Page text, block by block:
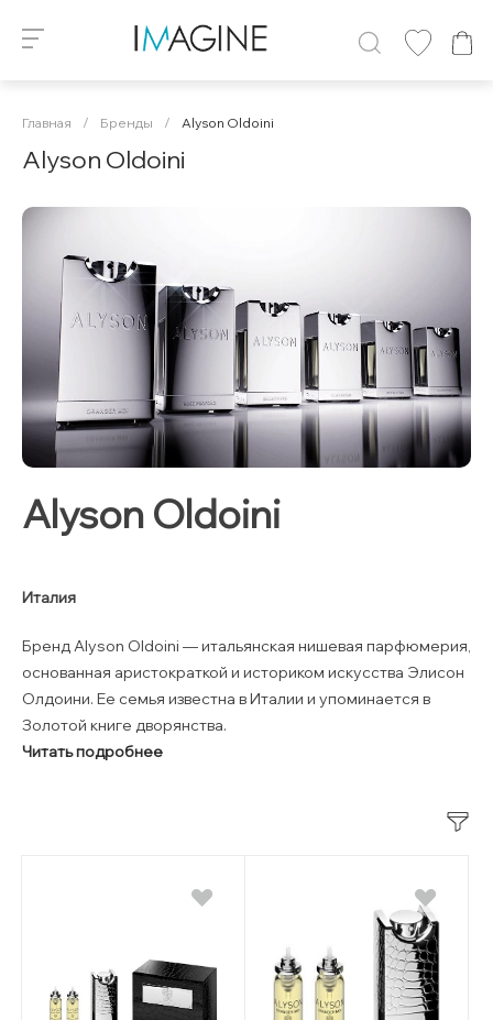
Главная / Бренды / Alyson Oldoini
Alyson Oldoini
Alyson Oldoini
Италия
Бренд Alyson Oldoini — итальянская нишевая парфюмерия,
основанная аристократкой и историком искусства Элисон
Олдоини. Ее семья известна в Италии и упоминается в
Золотой книге дворянства.
Читать подробнее